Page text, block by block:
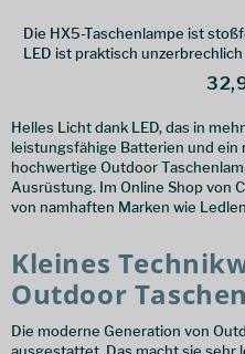
Die HX5-Taschenlampe ist
LED ist praktisch unzerbrechlich
Helles Licht dank LED, das in
leistungsfähige Batterien und ein
hochwertige Outdoor
Ausrüstung. Im Online Shop von
von namhaften Marken wie
Kleines
Outdoor
Die moderne Generation von